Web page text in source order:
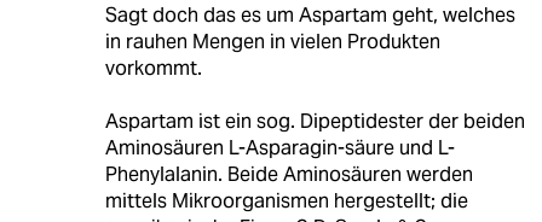
Sagt doch das es um Aspartam geht, welches
in rauhen Mengen in vielen Produkten
vorkommt.
Aspartam ist ein sog. Dipeptidester der beiden
Aminosäuren L-Asparagin-säure und L-
Phenylalanin. Beide Aminosäuren werden
mittels Mikroorganismen hergestellt; die